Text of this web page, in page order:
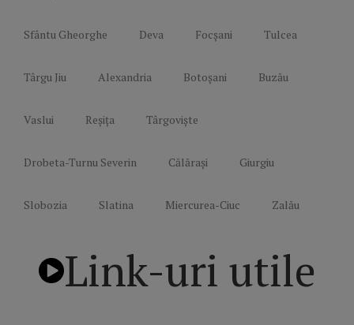
Sfântu Gheorghe Deva Focșani Tulcea
Târgu Jiu Alexandria Botoșani Buzău
Vaslui Reșița Târgoviște
Drobeta-Turnu Severin Călărași Giurgiu
Slobozia Slatina Miercurea-Ciuc Zalău
Link-uri utile